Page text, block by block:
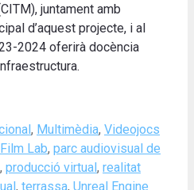
juntament amb
d’aquest projecte, i al
2024 oferirà docència
, Multimèdia, Videojocs
Film Lab, parc audiovisual de
, producció virtual , realitat
, terrassa, Unreal Engine